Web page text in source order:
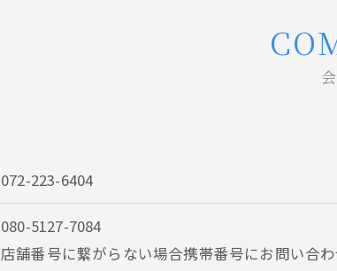
072-223-6404
080-5127-7084
店舗番号に繋がらない場合携帯番号にお問い合わ